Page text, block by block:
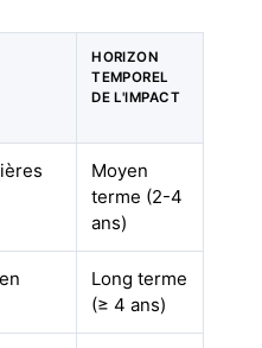
HORIZON
TEMPOREL
DE L'IMPACT
Moyen
terme (2-4
ans)
Long terme
(≥ 4 ans)